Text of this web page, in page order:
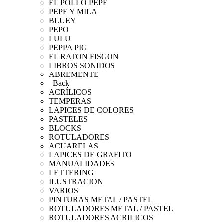
EL POLLO PEPE
PEPE Y MILA
BLUEY
PEPO
LULU
PEPPA PIG
EL RATON FISGON
LIBROS SONIDOS
ABREMENTE
Back
ACRÍLICOS
TEMPERAS
LAPICES DE COLORES
PASTELES
BLOCKS
ROTULADORES
ACUARELAS
LAPICES DE GRAFITO
MANUALIDADES
LETTERING
ILUSTRACION
VARIOS
PINTURAS METAL / PASTEL
ROTULADORES METAL / PASTEL
ROTULADORES ACRILICOS